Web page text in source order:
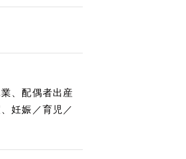
、配偶者出産
妊娠／育児／